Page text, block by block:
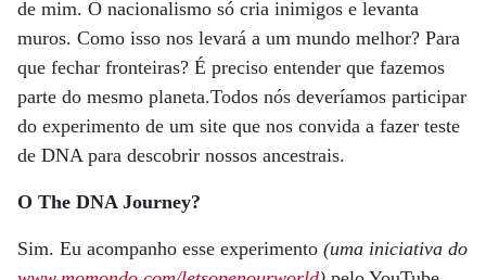
de mim. O nacionalismo só cria inimigos e levanta
muros. Como isso nos levará a um mundo melhor? Para
que fechar fronteiras? É preciso entender que fazemos
parte do mesmo planeta.Todos nós deveríamos participar
do experimento de um site que nos convida a fazer teste
de DNA para descobrir nossos ancestrais.
O The DNA Journey?
Sim. Eu acompanho esse experimento (uma iniciativa do